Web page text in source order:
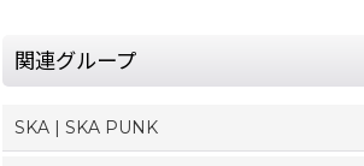
関連グループ
SKA | SKA PUNK